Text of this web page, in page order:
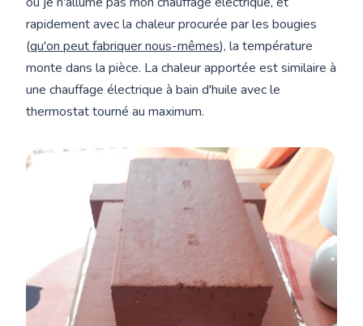
rapidement avec la chaleur procurée par les bougies
(qu'on peut fabriquer nous-mêmes), la température
monte dans la pièce. La chaleur apportée est similaire à
une chauffage électrique à bain d'huile avec le
thermostat tourné au maximum.